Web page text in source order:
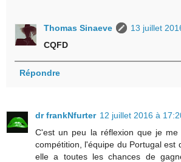
Thomas Sinaeve
13 juillet
CQFD
Répondre
dr frankNfurter 12 juillet 2016 à
C'est un peu la réflexion que je
compétition, l'équipe du Portugal est
elle a toutes les chances de